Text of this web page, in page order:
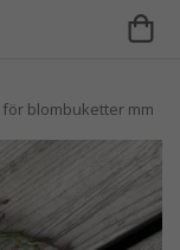
blombuketter mm